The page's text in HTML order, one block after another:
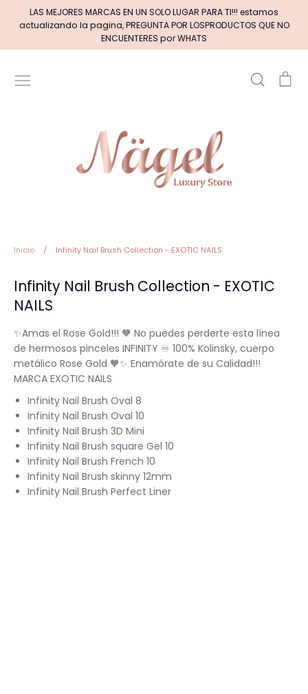
directamente
contenido
LAS MEJORES MARCAS EN UN SOLO LUGAR PARA TI!!! estamos
actualizando la pagina, PREGUNTA POR LOSPRODUCTOS QUE NO
ENCUENTERES por WHATS
Buscar
MARCAS DE ACRILICOS & GEL PINCELES (por tipos)
+BASE RUBBER+
BASICOS (primer, base, top, resinas)
*****EFECTOS EN GEL****
DECORACIONES (Glitter, Foil, Estoperoles...)
Stickers & Tattoos para uñas
Inicio / Infinity Nail Brush Collection - EXOTIC NAILS
Infinity Nail Brush Collection - EXOTIC
NAILS
✨Amas el Rose Gold!!! 🧡 No puedes perderte esta línea
de hermosos pinceles INFINITY ♾ 100% Kolinsky, cuerpo
metálico Rose Gold 🧡✨ Enamórate de su Calidad!!!
MARCA EXOTIC NAILS
Infinity Nail Brush Oval 8
Infinity Nail Brush Oval 10
Infinity Nail Brush 3D Mini
Infinity Nail Brush square Gel 10
Infinity Nail Brush French 10
Infinity Nail Brush skinny 12mm
Infinity Nail Brush Perfect Liner